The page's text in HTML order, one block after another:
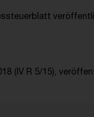
(IV R 5/15),